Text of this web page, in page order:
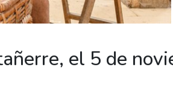
el 5 de